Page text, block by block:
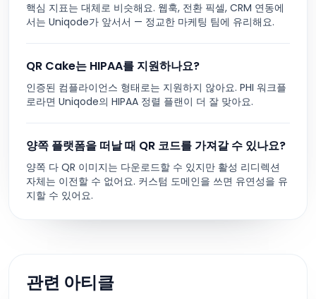
핵심 지표는 대체로 비슷해요. 웹훅, 전환 픽셀, CRM 연동에
서는 Uniqode가 앞서서 — 정교한 마케팅 팀에 유리해요.
QR Cake는 HIPAA를 지원하나요?
인증된 컴플라이언스 형태로는 지원하지 않아요. PHI 워크플
로라면 Uniqode의 HIPAA 정렬 플랜이 더 잘 맞아요.
양쪽 플랫폼을 떠날 때 QR 코드를 가져갈 수 있나요?
양쪽 다 QR 이미지는 다운로드할 수 있지만 활성 리디렉션
자체는 이전할 수 없어요. 커스텀 도메인을 쓰면 유연성을 유
지할 수 있어요.
관련 아티클